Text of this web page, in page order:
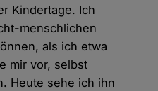
Kindertage. Ich
menschlichen
als ich etwa
mir vor, selbst
Heute sehe ich ihn